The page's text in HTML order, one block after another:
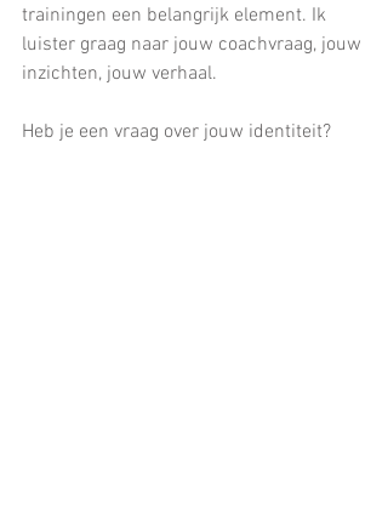
trainingen een belangrijk element. Ik
luister graag naar jouw coachvraag, jouw
inzichten, jouw verhaal.
Heb je een vraag over jouw identiteit?